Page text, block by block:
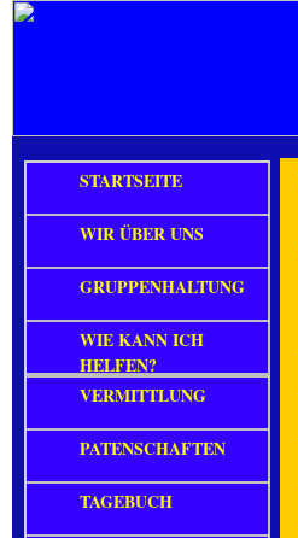
STARTSEITE
WIR ÜBER UNS
GRUPPENHALTUNG
WIE KANN ICH
HELFEN?
VERMITTLUNG
PATENSCHAFTEN
TAGEBUCH